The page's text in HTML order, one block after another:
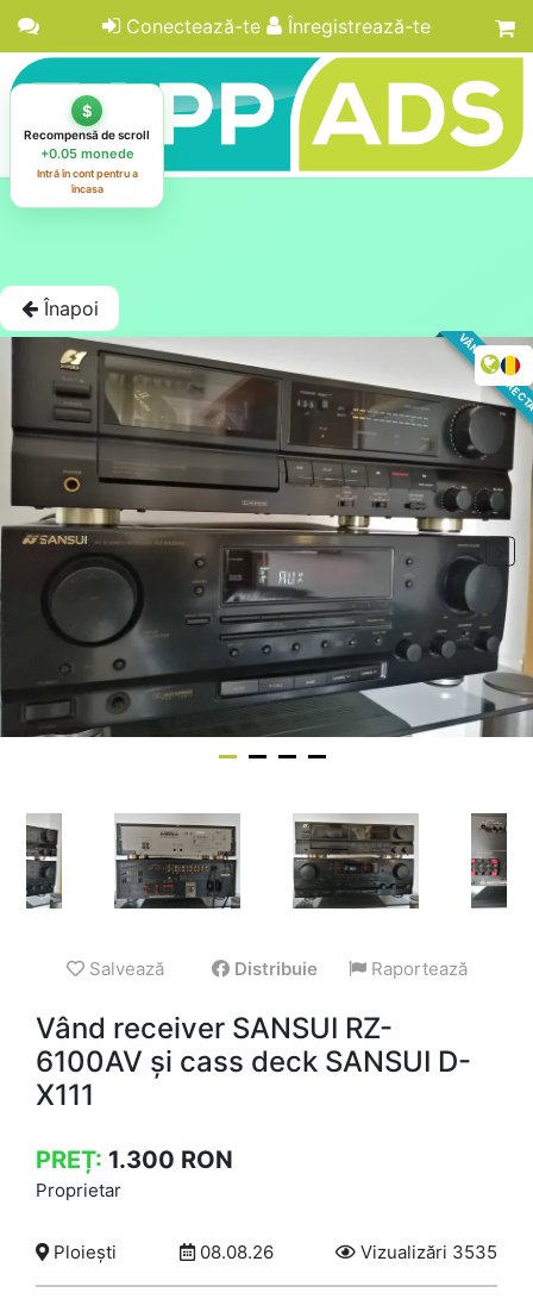
Conectează-te Înregistrează-te
Înapoi
VÂNZARE
Salvează Distribuie Raportează
Vând receiver SANSUI RZ-
6100AV și cass deck SANSUI D-
X111
PREȚ: 1.300 RON
Proprietar
Ploiești 08.08.26 Vizualizări 3535